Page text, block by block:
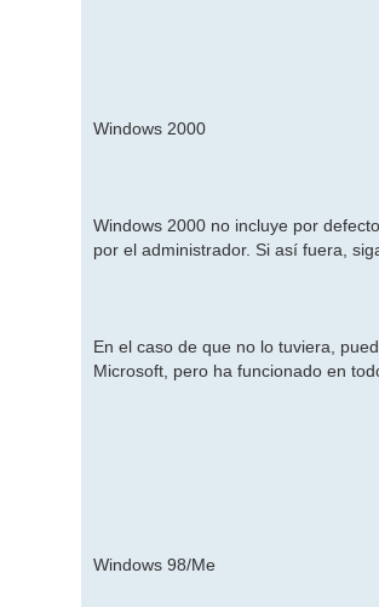
Windows 2000
Windows 2000 no incluye por
por el administrador. Si así fuera,
En el caso de que no lo tuviera,
Microsoft, pero ha funcionado en
Windows 98/Me